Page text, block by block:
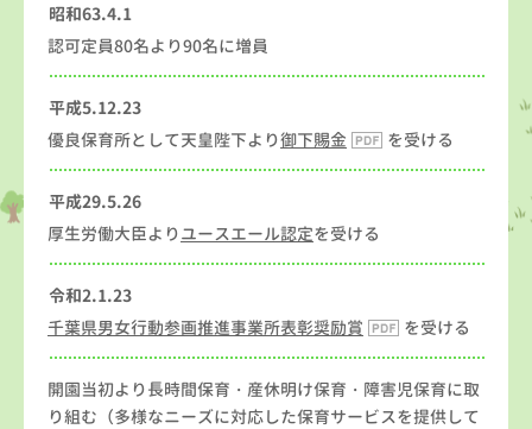
昭和63.4.1
認可定員80名より90名に増員
平成5.12.23
優良保育所として天皇陛下より御下賜金 を受ける
平成29.5.26
厚生労働大臣よりユースエール認定を受ける
令和2.1.23
千葉県男女行動参画推進事業所表彰奨励賞
を受ける
開園当初より長時間保育・産休明け保育・障害児保育に取
り組む（多様なニーズに対応した保育サービスを提供して